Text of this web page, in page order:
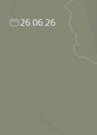
26.06.26